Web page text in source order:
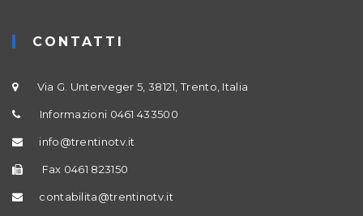
CONTATTI
Via G. Unterveger 5, 38121, Trento, Italia
Informazioni 0461 433500
info@trentinotv.it
Fax 0461 823150
contabilita@trentinotv.it